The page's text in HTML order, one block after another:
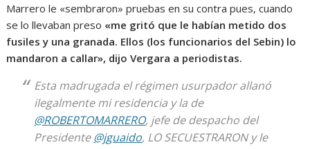
Marrero le «sembraron» pruebas en su contra pues, cuando
se lo llevaban preso «me gritó que le habían metido dos
fusiles y una granada. Ellos (los funcionarios del Sebin) lo
mandaron a callar», dijo Vergara a periodistas.
Esta madrugada el régimen usurpador allanó
ilegalmente mi residencia y la de
@ROBERTOMARRERO, jefe de despacho del
Presidente@jguaido, LO SECUESTRARON y le